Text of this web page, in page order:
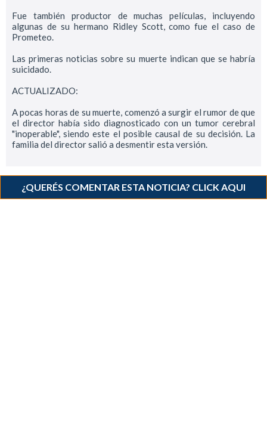
Fue también productor de muchas películas, incluyendo
algunas de su hermano Ridley Scott, como fue el caso de
Prometeo.
Las primeras noticias sobre su muerte indican que se habría
suicidado.
ACTUALIZADO:
A pocas horas de su muerte, comenzó a surgir el rumor de que
el director había sido diagnosticado con un tumor cerebral
"inoperable", siendo este el posible causal de su decisión. La
familia del director salió a desmentir esta versión.
¿QUERÉS COMENTAR ESTA NOTICIA? CLICK AQUI